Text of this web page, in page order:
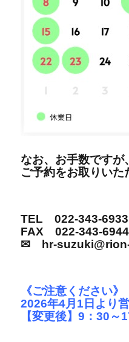
なお、お手数ですが
ご予約をお取りいた
TEL 022-343-6933
FAX 022-343-6944
✉ hr-
《ご注意ください》
2026年4月1日より
【変更後】9：30